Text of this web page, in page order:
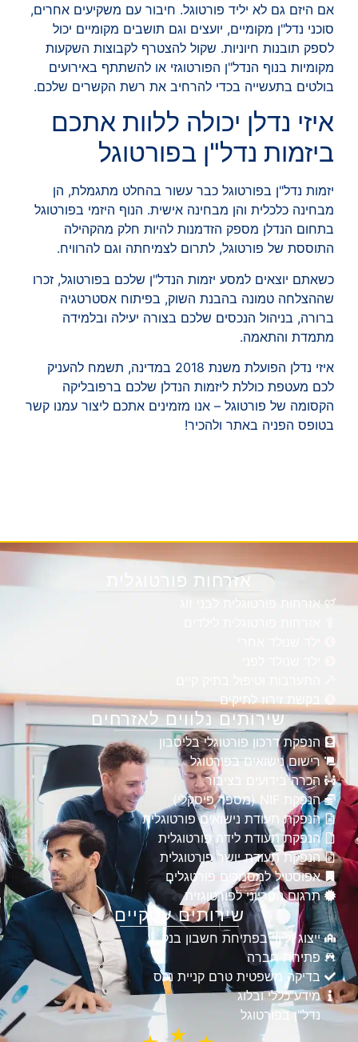
אם היזם גם לא יליד פורטוגל. חיבור עם משקיעים אחרים,
סוכני נדל"ן מקומיים, יועצים וגם תושבים מקומיים יכול
לספק תובנות חיוניות. שקול להצטרף לקבוצות השקעות
מקומיות בנוף הנדל"ן הפורטוגזי או להשתתף באירועים
בולטים בתעשייה בכדי להרחיב את רשת הקשרים שלכם.
איזי נדלן יכולה ללוות אתכם
ביזמות נדל"ן בפורטוגל
יזמות נדל"ן בפורטוגל כבר עשור בהחלט מתגמלת, הן
מבחינה כלכלית והן מבחינה אישית. הנוף היזמי בפורטוגל
בתחום הנדלן מספק הזדמנות להיות חלק מהקהילה
התוססת של פורטוגל, לתרום לצמיחתה וגם להרוויח.
כשאתם יוצאים למסע יזמות הנדל"ן שלכם בפורטוגל, זכרו
שההצלחה טמונה בהבנת השוק, בפיתוח אסטרטגיה
ברורה, בניהול הנכסים שלכם בצורה יעילה ובלמידה
מתמדת והתאמה.
איזי נדלן הפועלת משנת 2018 במדינה, תשמח להעניק
לכם מעטפת כוללת ליזמות הנדלן שלכם ברפובליקה
הקסומה של פורטוגל – אנו מזמינים אתכם ליצור עמנו קשר
בטופס הפניה באתר ולהכיר!
אזרחות פורטוגלית
אזרחות פורטוגלית לבני זוג
בקשת זירוז לתיקים
שירותים נלווים לאזרחים
הנפקת דרכון פורטוגלי בליסבון
רישום נישואים בפורטוגל
הכרה בידועים בציבור
הנפקת NIF (מספר פיסקלי)
הנפקת תעודת נישואים פורטוגלית
הנפקת תעודת לידה פורטוגלית
הנפקת תעודת יושר פורטוגלית
אפוסטיל למסמכים פורטגלים
תרגום נוטריוני לפורטוגזית
שירותים עסקיים
ייצוג וליווי בפתיחת חשבון בנק
פתיחת חברה
בדיקה משפטית טרם קניית נכס
מידע כללי ובלוג
נדל"ן בפורטוגל